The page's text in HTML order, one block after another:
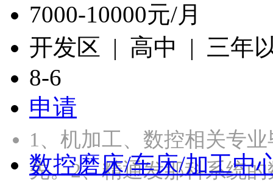
7000-10000元/月
开发区 | 高中 | 三年
8-6
申请
1、机加工、数控相关专
先。2、精通发那科系统
数控磨床/车床/加工中